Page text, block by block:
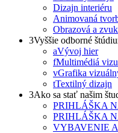
Dizajn interiéru
Animovaná
Obrazová a
3Vyššie odborné
aVývoj hier
fMultimédiá
vGrafika
tTextilný dizajn
3Ako sa stať našim
PRIHLÁŠKA
PRIHLÁŠKA
VYBAVENIE